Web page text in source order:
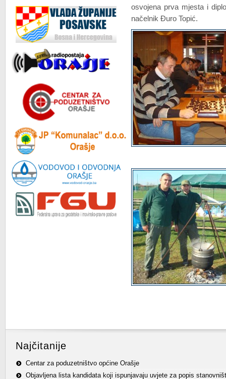
osvojena prva mjesta i
načelnik Đuro Topić.
Najčitanije
Centar za poduzetništvo općine Orašje
Objavljena lista kandidata koji ispunjavaju uvjete za popis